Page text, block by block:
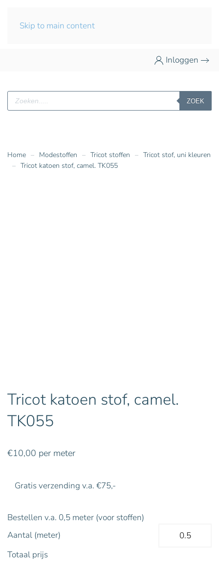
Skip to main content
Inloggen
Producten
zoeken
ZOEK
Home Modestoffen Tricot stoffen
Tricot stof, uni kleuren
Tricot katoen stof, camel. TK055
Tricot katoen stof, camel.
TK055
€10,00 per meter
Gratis verzending v.a. €75,-
Bestellen v.a. 0,5 meter (voor stoffen)
Aantal (meter)
Totaal prijs